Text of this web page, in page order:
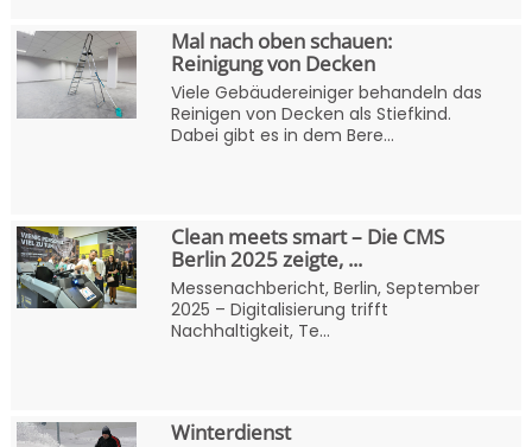
Mal nach oben schauen:
Reinigung von Decken
Viele Gebäudereiniger behandeln das
Reinigen von Decken als Stiefkind.
Dabei gibt es in dem Bere...
Clean meets smart – Die CMS
Berlin 2025 zeigte, ...
Messenachbericht, Berlin, September
2025 – Digitalisierung trifft
Nachhaltigkeit, Te...
Winterdienst